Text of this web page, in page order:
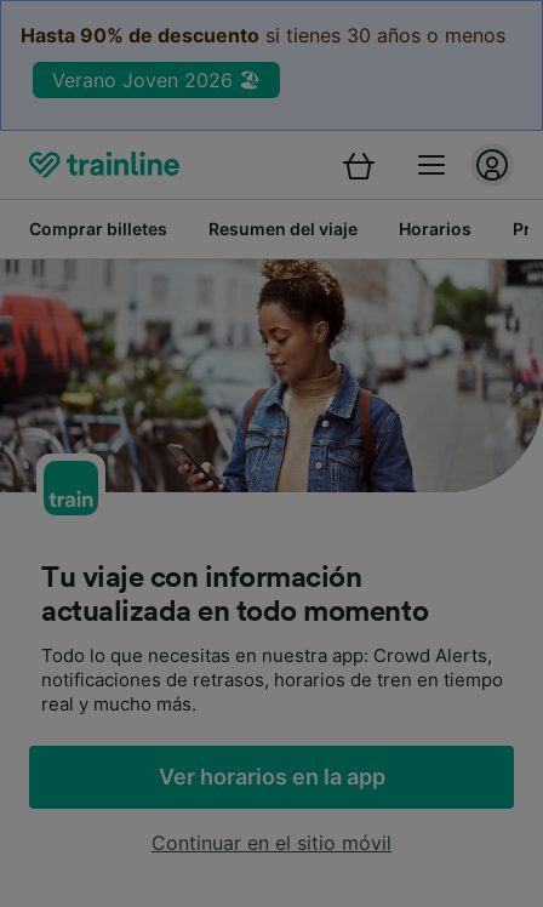
Hasta 90% de descuento si tienes 30 años o menos
Verano Joven 2026 🏖️
Comprar billetes Resumen del viaje Horarios
Tu viaje con información
actualizada en todo momento
Todo lo que necesitas en nuestra app: Crowd Alerts,
notificaciones de retrasos, horarios de tren en tiempo
real y mucho más.
Ver horarios en la app
Continuar en el sitio móvil